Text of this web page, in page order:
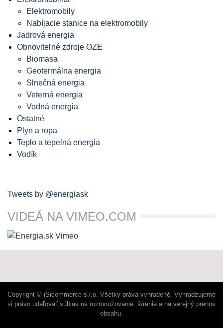
Elektromobily
Nabíjacie stanice na elektromobily
Jadrová energia
Obnoviteľné zdroje OZE
Biomasa
Geotermálna energia
Slnečná energia
Veterná energia
Vodná energia
Ostatné
Plyn a ropa
Teplo a tepelná energia
Vodík
Tweets by @energiask
VIDEÁ NA VIMEO.COM
Copyright © iSicommerce s.r.o. Všetky práva vyhradené. Vyhradzujeme
si právo udeľovať súhlas na rozmnožovanie, šírenie a na verejný prenos
obsahu.